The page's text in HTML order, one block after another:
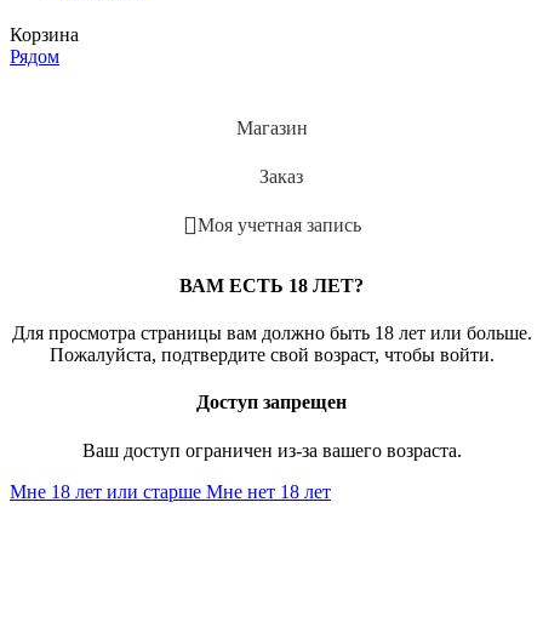
Корзина
Рядом
Магазин
Заказ
Моя учетная запись
ВАМ ЕСТЬ 18 ЛЕТ?
Для просмотра страницы вам должно быть 18 лет или больше.
Пожалуйста, подтвердите свой возраст, чтобы войти.
Доступ запрещен
Ваш доступ ограничен из-за вашего возраста.
Мне 18 лет или старше Мне нет 18 лет